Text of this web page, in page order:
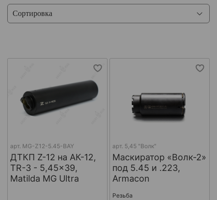
арт. MG-Z12-5.45-BAY
ДТКП Z-12 на АК-12,
TR-3 - 5,45x39,
Matilda MG Ultra
арт. 5,45 "Волк"
Маскиратор «Волк-2»
под 5.45 и .223,
Armacon
Резьба